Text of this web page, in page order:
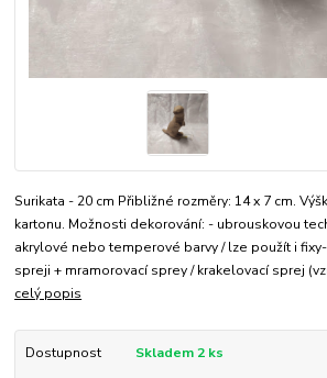
Surikata - 20 cm Přibližné rozměry: 14 x 7 cm.
kartonu. Možnosti dekorování: - ubrouskovou
akrylové nebo temperové barvy / lze použít i
spreji + mramorovací sprey / krakelovací sprej
celý popis
Dostupnost Skladem 2 ks